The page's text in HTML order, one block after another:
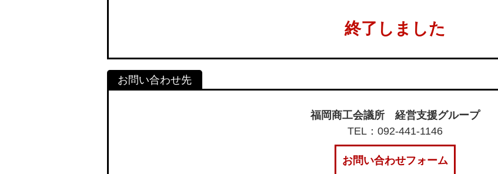
終了しました
福岡商工会議所 経営支援グループ
TEL：092-441-1146
お問い合わせフォーム